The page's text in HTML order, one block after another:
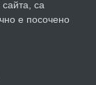
Хасково кв.
са
е посочено